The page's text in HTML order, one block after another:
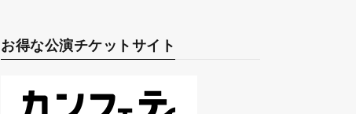
お得な公演チケットサイト